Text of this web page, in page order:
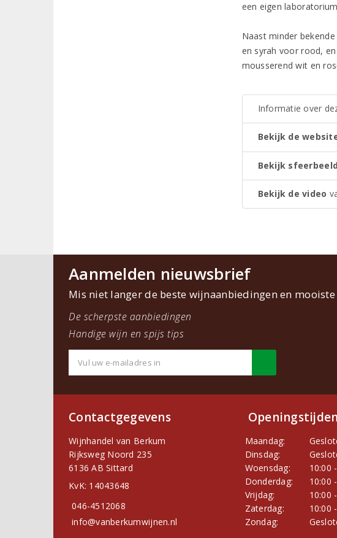
een eigen
Naast minder
en syrah voor rood,
mousserend wit en
Informatie over
Bekijk de
Bekijk
Bekijk de video
Aanmelden nieuwsbrief
Mis niet langer de beste wijnaanbiedingen en
De scherpste aanbiedingen
Handige wijn en spijs tips
Contactgegevens
Wijnhandel van Berkum
Rijksweg Noord 235
6136 AB Sittard
KvK: 14043648
046-4512068
info@vanberkumwijnen.nl
Openingstijden
Maandag:
Dinsdag:
Woensdag:
10:00
Donderdag:
10:00
Vrijdag:
10:00
Zaterdag:
10:00
Zondag: